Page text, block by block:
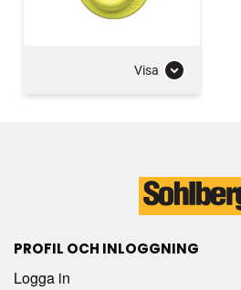
Visa
PROFIL OCH INLOGGNING
Logga in